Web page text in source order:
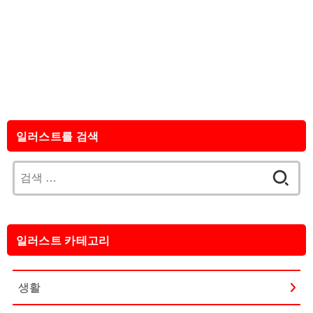
일러스트를 검색
색:
일러스트 카테고리
생활